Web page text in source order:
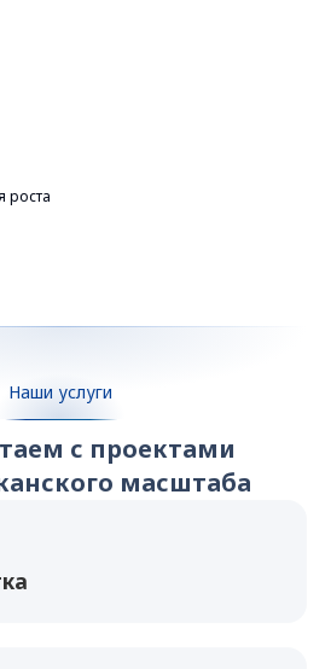
роста
Наши услуги
с проектами
масштаба